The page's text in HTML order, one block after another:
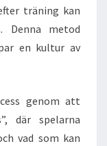
träning kan
Denna metod
en kultur av
genom att
där spelarna
vad som kan